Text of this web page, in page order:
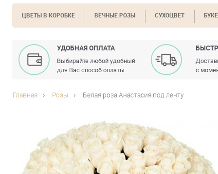
ЦВЕТЫ В КОРОБКЕ ВЕЧНЫЕ РОЗЫ СУХОЦВЕТ
УДОБНАЯ ОПЛАТА
Выбирайте любой удобный
для Вас способ оплаты.
с
Главная Розы Белая роза Анастасия под ленту